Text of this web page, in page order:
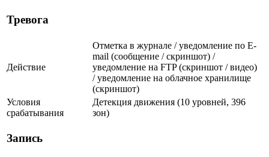
Тревога
Действие
Отметка в журнале / уведомление по E-
mail (сообщение / скриншот) /
уведомление на FTP (скриншот / видео)
/ уведомление на облачное хранилище
(скриншот)
Условия
срабатывания
Детекция движения (10 уровней, 396
зон)
Запись